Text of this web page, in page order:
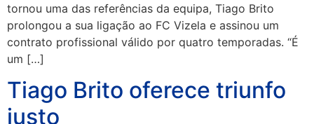
tornou uma das referências da equipa, Tiago Brito
prolongou a sua ligação ao FC Vizela e assinou um
contrato profissional válido por quatro temporadas. “É
um […]
Tiago Brito oferece triunfo
justo